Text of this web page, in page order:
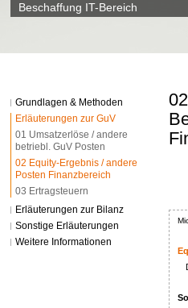
Beschaffung IT-Bereich
Grundlagen & Methoden
Erläuterungen zur GuV
01 Umsatzerlöse / andere
betriebl. GuV Posten
02 Equity-Ergebnis / andere
Posten Finanzbereich
03 Ertragsteuern
Erläuterungen zur Bilanz
Sonstige Erläuterungen
Weitere Informationen